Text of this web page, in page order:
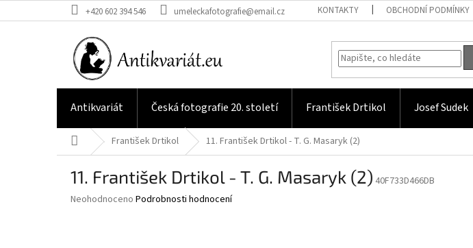
na
+420 602 394 546 umeleckafotografie@email.cz KONTAKTY OBCHODNÍ PODMÍNKY
Antikvariát Česká fotografie 20. století František Drtikol Josef Sudek
Domů František Drtikol 11. František Drtikol - T. G. Masaryk (2)
11. František Drtikol - T. G. Masaryk (2) 40F733D466DB
Průměrné
Neohodnoceno Podrobnosti hodnocení